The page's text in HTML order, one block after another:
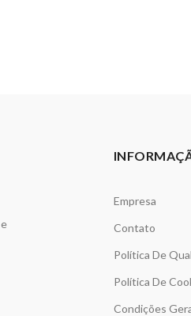
Empresa
Contato
Política De
Política De
Condições